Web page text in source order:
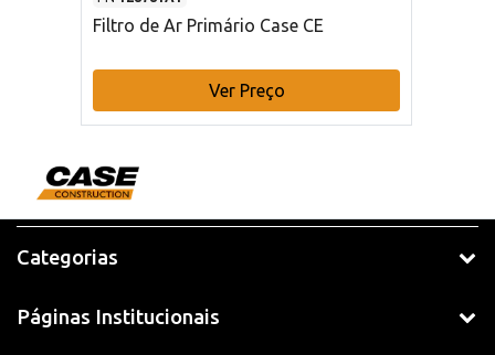
Filtro de Ar Primário Case CE
Ver Preço
Categorias
Páginas Institucionais